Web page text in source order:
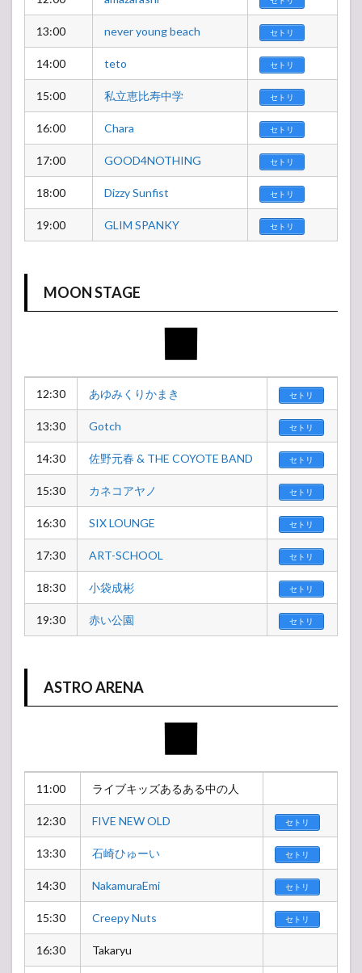
13:00 never young beach セトリ
14:00 teto セトリ
15:00 私立恵比寿中学 セトリ
16:00 Chara セトリ
17:00 GOOD4NOTHING セトリ
18:00 Dizzy Sunfist セトリ
19:00 GLIM SPANKY セトリ
MOON STAGE
12:30 あゆみくりかまき セトリ
13:30 Gotch セトリ
14:30 佐野元春 & THE COYOTE BAND セトリ
15:30 カネコアヤノ セトリ
16:30 SIX LOUNGE セトリ
17:30 ART-SCHOOL セトリ
18:30 小袋成彬 セトリ
19:30 赤い公園 セトリ
ASTRO ARENA
11:00 ライブキッズあるある中の人
12:30 FIVE NEW OLD セトリ
13:30 石崎ひゅーい セトリ
14:30 NakamuraEmi セトリ
15:30 Creepy Nuts セトリ
16:30 Takaryu